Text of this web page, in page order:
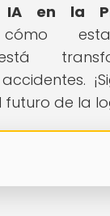
en la
esta
futuro de la